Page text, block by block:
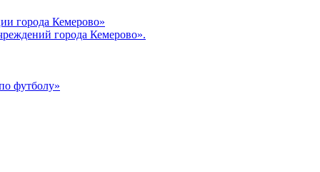
города Кемерово»
города Кемерово».
футболу»